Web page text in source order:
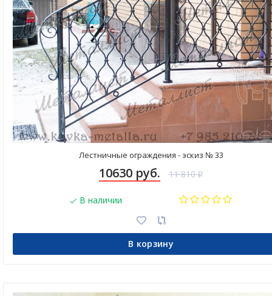
Лестничные ограждения - эскиз № 33
10630 руб. 11 810₽
В наличии
В корзину